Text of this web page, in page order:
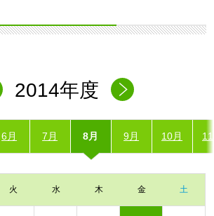
2014年度
6月 7月 8月 9月 10月
火 水 木 金 土